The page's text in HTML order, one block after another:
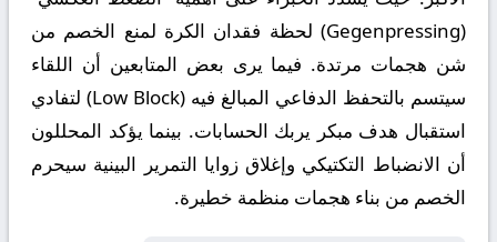
(Gegenpressing) لحظة فقدان الكرة لمنع الخصم من
شن هجمات مرتدة. فيما يرى بعض المتابعين أن اللقاء
سيتسم بالتحفظ الدفاعي المبالغ فيه (Low Block) لتفادي
استقبال هدف مبكر يربك الحسابات. بينما يؤكد المحللون
أن الانضباط التكتيكي وإغلاق زوايا التمرير البينية سيحرم
الخصم من بناء هجمات منظمة خطيرة.